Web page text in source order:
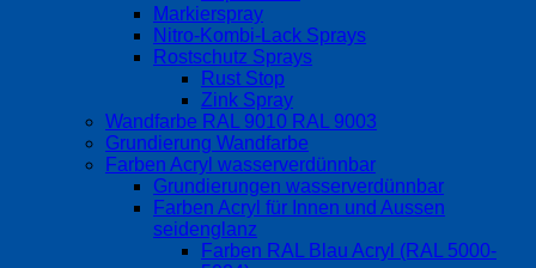
Markierspray
Nitro-Kombi-Lack Sprays
Rostschutz Sprays
Rust Stop
Zink Spray
Wandfarbe RAL 9010 RAL 9003
Grundierung Wandfarbe
Farben Acryl wasserverdünnbar
Grundierungen wasserverdünnbar
Farben Acryl für Innen und Aussen
seidenglanz
Farben RAL Blau Acryl (RAL 5000-